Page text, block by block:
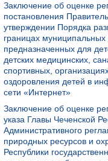
Заключение об оценке
постановления
утверждении Порядка
границах муниципальных
предназначенных для
детских медицинских,
спортивных,
оздоровления детей в
сети «Интернет»
Заключение об оценке
указа Главы Чеченской
Административного
природных ресурсов и
Республики